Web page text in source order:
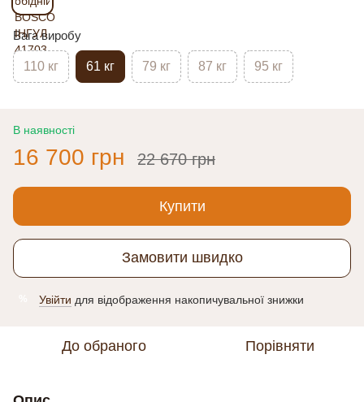
Вага виробу
110 кг 61 кг 79 кг 87 кг 95 кг
В наявності
16 700 грн 22 670 грн
Купити
Замовити швидко
Увійти для відображення накопичувальної знижки
До обраного Порівняти